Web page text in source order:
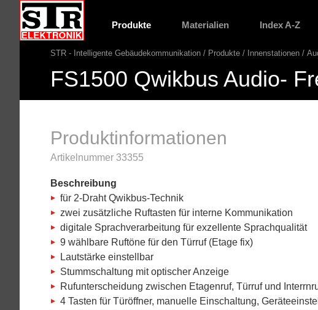
direkt
Website
Hauptnavigation
Produkte Materialien Index A-Z
STR - Intelligente Gebäudekommunikation Produkte Innenstationen
FS1500 Qwikbus Audio-
Produktinformationen
Artikelnummer 33355
Beschreibung
für 2-Draht Qwikbus-Technik
zwei zusätzliche Ruftasten für interne Kommunikation
digitale Sprachverarbeitung für exzellente Sprachqualität
9 wählbare Ruftöne für den Türruf (Etage fix)
Lautstärke einstellbar
Stummschaltung mit optischer Anzeige
Rufunterscheidung zwischen Etagenruf, Türruf und
4 Tasten für Türöffner, manuelle Einschaltung,